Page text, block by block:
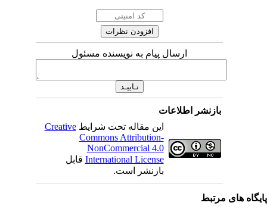
ارسال پیام به نویسنده مسئول
بازنشر اطلاعات
این مقاله تحت شرایط Creative
Commons Attribution-
NonCommercial 4.0
International Licenseقابل
بازنشر است.
های مرتبط